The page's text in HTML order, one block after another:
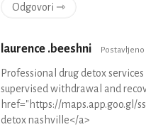
Odgovori ⇾
laurence .beeshni Postavljeno
Professional drug detox
supervised withdrawal and
href="https://maps.app.goo.gl/
detox nashville</a>